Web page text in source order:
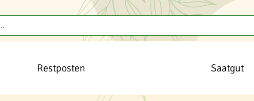
Restposten Saatgut